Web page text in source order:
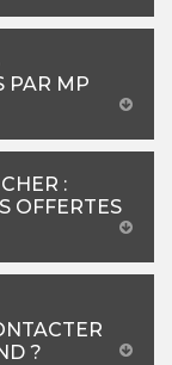
PAR MP
:
OFFERTES
?